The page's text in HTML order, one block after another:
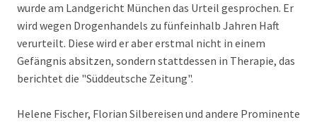
wurde am Landgericht München das Urteil gesprochen. Er
wird wegen Drogenhandels zu fünfeinhalb Jahren Haft
verurteilt. Diese wird er aber erstmal nicht in einem
Gefängnis absitzen, sondern stattdessen in Therapie, das
berichtet die "Süddeutsche Zeitung".
Helene Fischer, Florian Silbereisen und andere Prominente